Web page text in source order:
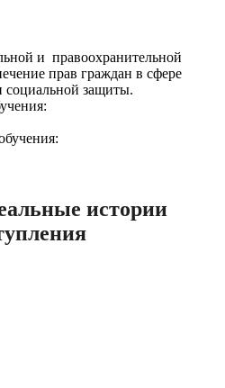
и правоохранительной
прав граждан в сфере
социальной защиты.
истории